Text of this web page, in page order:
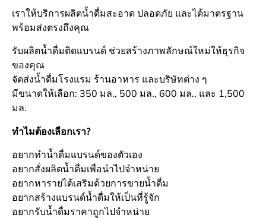
เราให้บริการผลิตน้ำดื่มสะอาด ปลอดภัย และได้มาตรฐาน
พร้อมส่งตรงถึงคุณ
รับผลิตน้ำดื่มติดแบรนด์ ช่วยสร้างภาพลักษณ์ใหม่ให้ธุรกิจ
ของคุณ
จัดส่งน้ำดื่มโรงแรม ร้านอาหาร และบริษัทต่าง ๆ
มีขนาดให้เลือก: 350 มล., 500 มล., 600 มล., และ 1,500
มล.
ทำไมต้องเลือกเรา?
อยากทำน้ำดื่มแบรนด์ของตัวเอง
อยากสั่งผลิตน้ำดื่มเพื่อนำไปจำหน่าย
อยากหารายได้เสริมด้วยการขายน้ำดื่ม
อยากสร้างแบรนด์น้ำดื่มให้เป็นที่รู้จัก
อยากรับน้ำดื่มราคาถูกไปจำหน่าย